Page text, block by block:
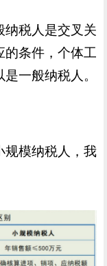
纳税人是交叉关
的条件，个体工
一般纳税人。
规模纳税人，我